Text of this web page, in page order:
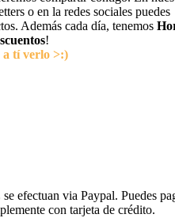
o en la redes sociales puedes
Además cada día, tenemos
!
a tí verlo >:)
se efectuan via Paypal. Puedes
con tarjeta de crédito.